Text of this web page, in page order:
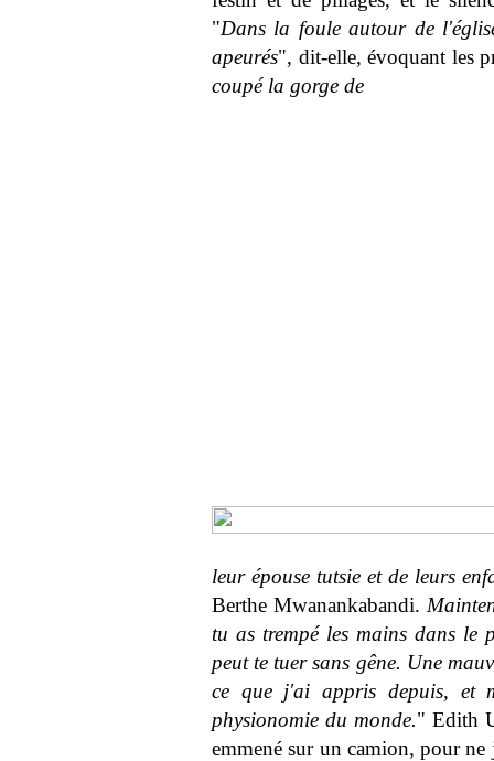
"Dans la foule autour de
apeurés", dit-elle, évoquant les
coupé la gorge de
leur épouse tutsie et de leurs
Berthe Mwanankabandi.
tu as trempé les mains dans
peut te tuer sans gêne. Une
ce que j'ai appris depuis, et
physionomie du monde." Edith
emmené sur un camion, pour